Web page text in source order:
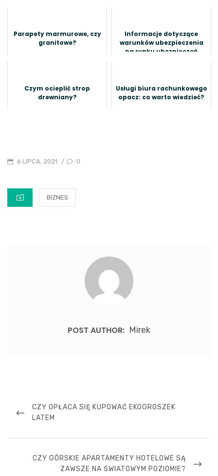
Parapety marmurowe, czy
granitowe?
Informacje dotyczące
warunków ubezpieczenia
na rynku ubezpieczeń
Czym ocieplić strop
drewniany?
Usługi biura rachunkowego
opacz: co warto wiedzieć?
POSTED
6 LIPCA, 2021 / 0
CATEGORIES
BIZNES
POST AUTHOR: Mirek
wpisuPREVIOUS
POST
CZY OPŁACA SIĘ KUPOWAĆ EKOGROSZEK
LATEM
NEXT
CZY GÓRSKIE APARTAMENTY HOTELOWE SĄ
ZAWSZE NA ŚWIATOWYM POZIOMIE?